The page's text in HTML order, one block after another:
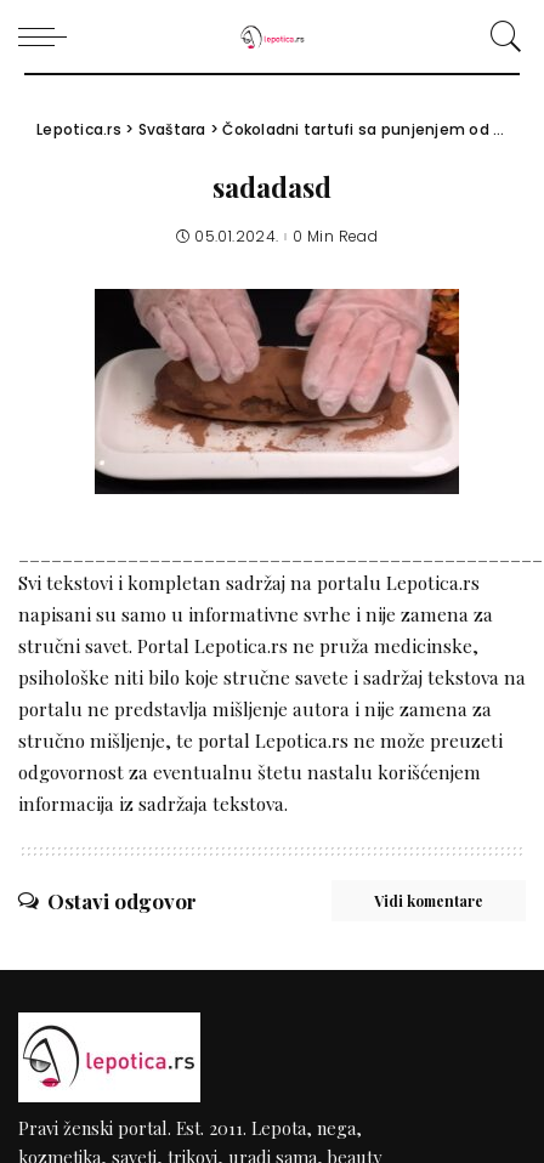
Lepotica.rs > Svaštara >Čokoladni tartufi sa punjenjem od banane: Recept + video
sadadasd
05.01.2024. 0 Min Read
Svi tekstovi i kompletan sadržaj na portalu Lepotica.rs
napisani su samo u informativne svrhe i nije zamena za
stručni savet. Portal Lepotica.rs ne pruža medicinske,
psihološke niti bilo koje stručne savete i sadržaj tekstova na
portalu ne predstavlja mišljenje autora i nije zamena za
stručno mišljenje, te portal Lepotica.rs ne može preuzeti
odgovornost za eventualnu štetu nastalu korišćenjem
informacija iz sadržaja tekstova.
Ostavi odgovor Vidi komentare
Pravi ženski portal. Est. 2011. Lepota, nega,
kozmetika, saveti, trikovi, uradi sama, beauty